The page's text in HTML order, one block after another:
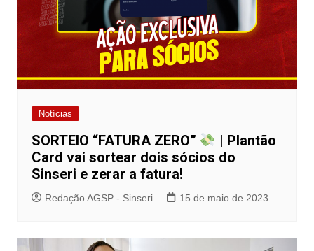
Notícias
SORTEIO “FATURA ZERO”
| Plantão
Card vai sortear dois sócios do
Sinseri e zerar a fatura!
Redação AGSP - Sinseri 15 de maio de 2023